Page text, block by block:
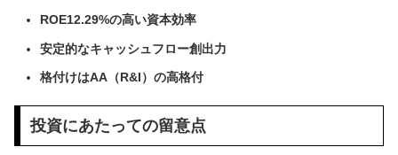
ROE12.29%の高い資本効率
安定的なキャッシュフロー創出力
格付けはAA（R&I）の高格付
投資にあたっての留意点